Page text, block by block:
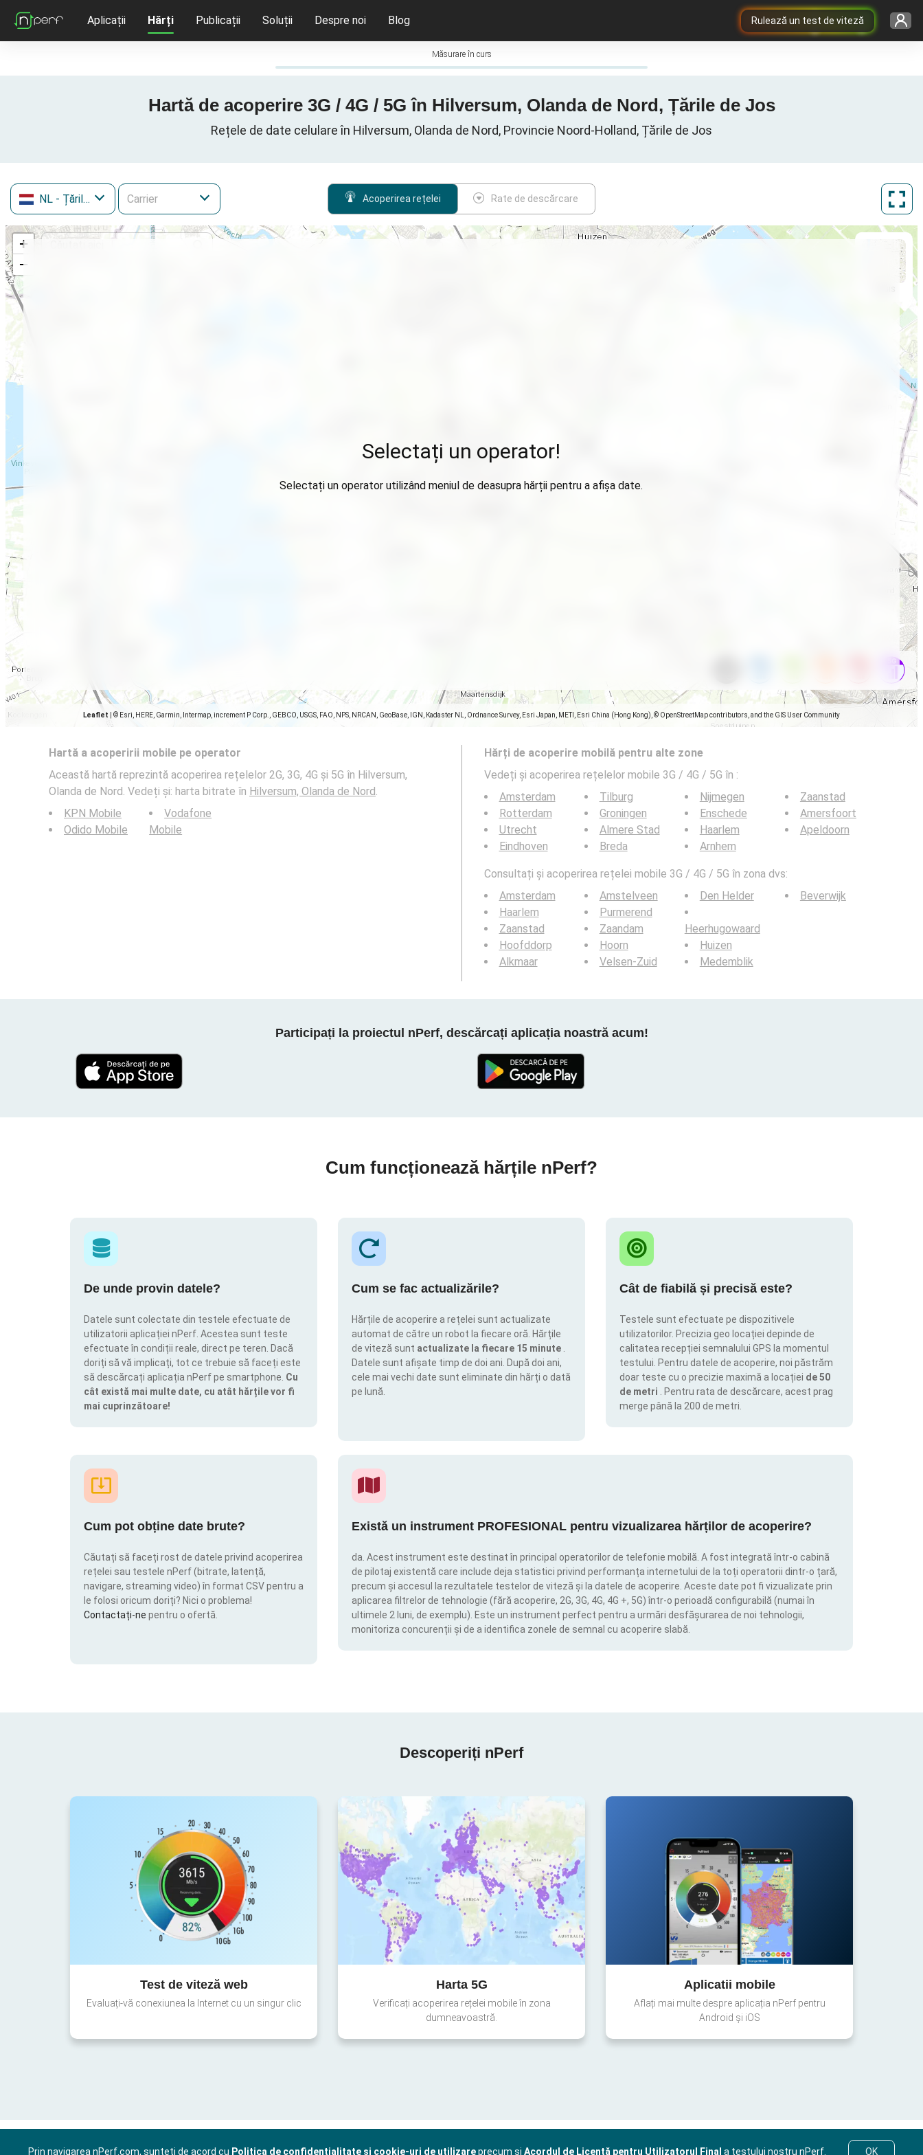
Rulează un test de viteză
Aplicații Hărți Publicații Soluții Despre noi Blog
Măsurare în curs
Hartă de acoperire 3G / 4G / 5G în Hilversum, Olanda de Nord, Țările de Jos
Rețele de date celulare în Hilversum, Olanda de Nord, Provincie Noord-Holland, Țările de Jos
NL - Țările de Jos Acoperirea rețelei Rate de descărcare
+
−
Leaflet © Esri, HERE, Garmin, Intermap, increment P Corp., GEBCO, USGS, FAO, NPS, NRCAN, GeoBase, IGN, Kadaster NL, Ordnance Survey, Esri Japan, METI, Esri China (Hong Kong), © OpenStreetMap contributors, and the GIS User Community
Selectați un operator!
Selectați un operator utilizând meniul de deasupra hărții pentru a afișa date.
Hartă a acoperirii mobile pe operator
Această hartă reprezintă acoperirea rețelelor 2G, 3G, 4G și 5G în Hilversum,
Olanda de Nord. Vedeți și: harta bitrate în Hilversum, Olanda de Nord.
KPN Mobile
Odido Mobile
Vodafone
Mobile
Hărți de acoperire mobilă pentru alte zone
Vedeți și acoperirea rețelelor mobile 3G / 4G / 5G în :
Amsterdam
Rotterdam
Utrecht
Eindhoven
Tilburg
Groningen
Almere Stad
Breda
Nijmegen
Enschede
Haarlem
Arnhem
Zaanstad
Amersfoort
Apeldoorn
Consultați și acoperirea rețelei mobile 3G / 4G / 5G în zona dvs:
Amsterdam
Haarlem
Zaanstad
Hoofddorp
Alkmaar
Amstelveen
Purmerend
Zaandam
Hoorn
Velsen-Zuid
Den Helder
Heerhugowaard
Huizen
Medemblik
Beverwijk
Participați la proiectul nPerf, descărcați aplicația noastră acum!
Cum funcționează hărțile nPerf?
De unde provin datele?
Datele sunt colectate din testele efectuate de
utilizatorii aplicației nPerf. Acestea sunt teste
efectuate în condiții reale, direct pe teren. Dacă
doriți să vă implicați, tot ce trebuie să faceți este
să descărcați aplicația nPerf pe smartphone. Cu
cât există mai multe date, cu atât hărțile vor fi
mai cuprinzătoare!
Cum se fac actualizările?
Hărțile de acoperire a rețelei sunt actualizate
automat de către un robot la fiecare oră. Hărțile
de viteză sunt actualizate la fiecare 15 minute
Datele sunt afișate timp de doi ani. După doi ani,
cele mai vechi date sunt eliminate din hărți o dată
pe lună.
Cât de fiabilă și precisă este?
Testele sunt efectuate pe dispozitivele
utilizatorilor. Precizia geo locației depinde de
calitatea recepției semnalului GPS la momentul
testului. Pentru datele de acoperire, noi păstrăm
doar teste cu o precizie maximă a locației de 50
de metri
. Pentru rata de descărcare, acest prag
merge până la 200 de metri.
Cum pot obține date brute?
Căutați să faceți rost de datele privind acoperirea
rețelei sau testele nPerf (bitrate, latență,
navigare, streaming video) în format CSV pentru a
le folosi oricum doriți? Nici o problema!
Contactați-ne pentru o ofertă.
Există un instrument PROFESIONAL pentru vizualizarea hărților de acoperire?
da. Acest instrument este destinat în principal operatorilor de telefonie mobilă. A fost integrată într-o cabină
de pilotaj existentă care include deja statistici privind performanța internetului de la toți operatorii dintr-o țară,
precum și accesul la rezultatele testelor de viteză și la datele de acoperire. Aceste date pot fi vizualizate prin
aplicarea filtrelor de tehnologie (fără acoperire, 2G, 3G, 4G, 4G +, 5G) într-o perioadă configurabilă (numai în
ultimele 2 luni, de exemplu). Este un instrument perfect pentru a urmări desfășurarea de noi tehnologii,
monitoriza concurenții și de a identifica zonele de semnal cu acoperire slabă.
Descoperiți nPerf
Test de viteză web
Evaluați-vă conexiunea la Internet cu un singur clic
Harta 5G
Verificați acoperirea rețelei mobile în zona
dumneavoastră.
Aplicatii mobile
Aflați mai multe despre aplicația nPerf pentru
Android și iOS
Prin navigarea nPerf.com, sunteți de acord cu Politica de confidențialitate și cookie-uri de utilizareprecum și Acordul de Licență pentru Utilizatorul Final a testului nostru nPerf. OK